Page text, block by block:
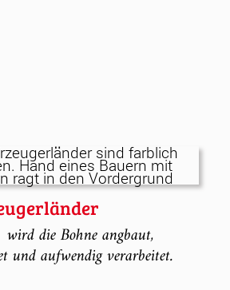
die Bohne angbaut,
und aufwendig verarbeitet.